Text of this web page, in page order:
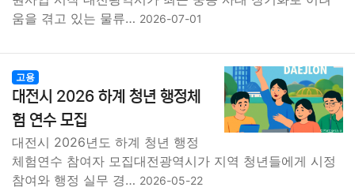
움을 겪고 있는 물류… 2026-07-01
고용
대전시 2026 하계 청년 행정체
험 연수 모집
대전시 2026년도 하계 청년 행정
체험연수 참여자 모집대전광역시가 지역 청년들에게 시정
참여와 행정 실무 경… 2026-05-22